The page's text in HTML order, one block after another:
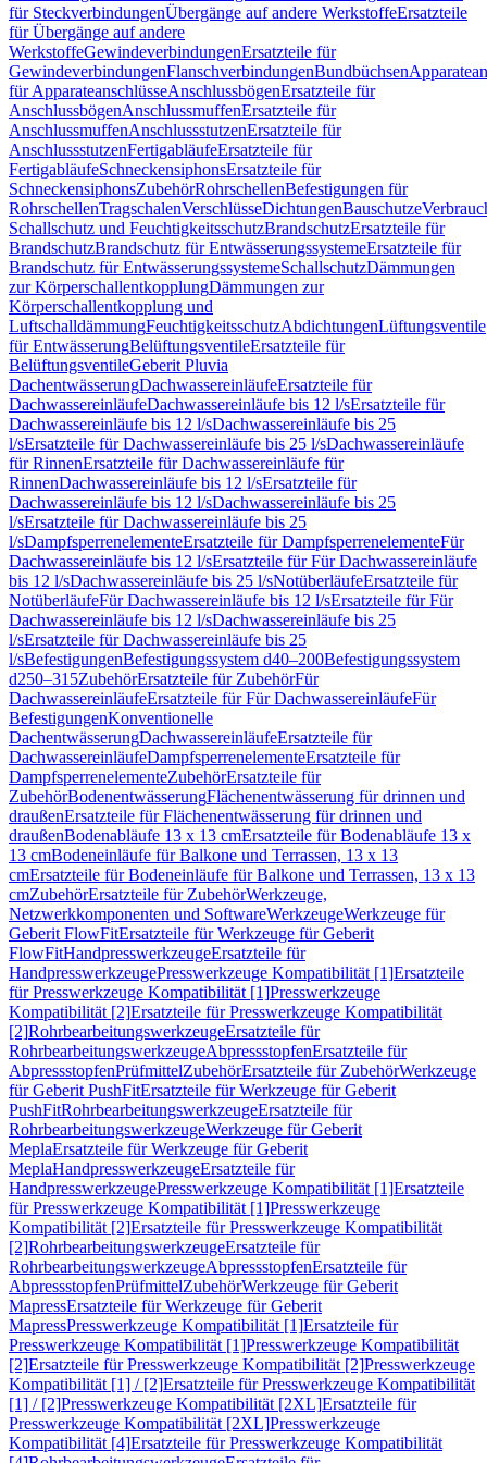
für SteckverbindungenÜbergänge auf andere WerkstoffeErsatzteile
für Übergänge auf andere
WerkstoffeGewindeverbindungenErsatzteile für
GewindeverbindungenFlanschverbindungenBundbüchsen
für ApparateanschlüsseAnschlussbögenErsatzteile für
AnschlussbögenAnschlussmuffenErsatzteile für
AnschlussmuffenAnschlussstutzenErsatzteile für
AnschlussstutzenFertigabläufeErsatzteile für
FertigabläufeSchneckensiphonsErsatzteile für
SchneckensiphonsZubehörRohrschellenBefestigungen für
RohrschellenTragschalenVerschlüsseDichtungenBauschutze
Schallschutz und FeuchtigkeitsschutzBrandschutzErsatzteile für
BrandschutzBrandschutz für EntwässerungssystemeErsatzteile für
Brandschutz für EntwässerungssystemeSchallschutzDämmungen
zur KörperschallentkopplungDämmungen zur
Körperschallentkopplung und
LuftschalldämmungFeuchtigkeitsschutzAbdichtungenLüftungsventile
für EntwässerungBelüftungsventileErsatzteile für
BelüftungsventileGeberit Pluvia
DachentwässerungDachwassereinläufeErsatzteile für
DachwassereinläufeDachwassereinläufe bis 12 l/sErsatzteile für
Dachwassereinläufe bis 12 l/sDachwassereinläufe bis 25
l/sErsatzteile für Dachwassereinläufe bis 25 l/sDachwassereinläufe
für RinnenErsatzteile für Dachwassereinläufe für
RinnenDachwassereinläufe bis 12 l/sErsatzteile für
Dachwassereinläufe bis 12 l/sDachwassereinläufe bis 25
l/sErsatzteile für Dachwassereinläufe bis 25
l/sDampfsperrenelementeErsatzteile für DampfsperrenelementeFür
Dachwassereinläufe bis 12 l/sErsatzteile für Für Dachwassereinläufe
bis 12 l/sDachwassereinläufe bis 25 l/sNotüberläufeErsatzteile für
NotüberläufeFür Dachwassereinläufe bis 12 l/sErsatzteile für Für
Dachwassereinläufe bis 12 l/sDachwassereinläufe bis 25
l/sErsatzteile für Dachwassereinläufe bis 25
l/sBefestigungenBefestigungssystem d40–200Befestigungssystem
d250–315ZubehörErsatzteile für ZubehörFür
DachwassereinläufeErsatzteile für Für DachwassereinläufeFür
BefestigungenKonventionelle
DachentwässerungDachwassereinläufeErsatzteile für
DachwassereinläufeDampfsperrenelementeErsatzteile für
DampfsperrenelementeZubehörErsatzteile für
ZubehörBodenentwässerungFlächenentwässerung für drinnen und
draußenErsatzteile für Flächenentwässerung für drinnen und
draußenBodenabläufe 13 x 13 cmErsatzteile für Bodenabläufe 13 x
13 cmBodeneinläufe für Balkone und Terrassen, 13 x 13
cmErsatzteile für Bodeneinläufe für Balkone und Terrassen, 13 x 13
cmZubehörErsatzteile für ZubehörWerkzeuge,
Netzwerkkomponenten und SoftwareWerkzeugeWerkzeuge für
Geberit FlowFitErsatzteile für Werkzeuge für Geberit
FlowFitHandpresswerkzeugeErsatzteile für
HandpresswerkzeugePresswerkzeuge Kompatibilität [1]Ersatzteile
für Presswerkzeuge Kompatibilität [1]Presswerkzeuge
Kompatibilität [2]Ersatzteile für Presswerkzeuge Kompatibilität
[2]RohrbearbeitungswerkzeugeErsatzteile für
RohrbearbeitungswerkzeugeAbpressstopfenErsatzteile für
AbpressstopfenPrüfmittelZubehörErsatzteile für ZubehörWerkzeuge
für Geberit PushFitErsatzteile für Werkzeuge für Geberit
PushFitRohrbearbeitungswerkzeugeErsatzteile für
RohrbearbeitungswerkzeugeWerkzeuge für Geberit
MeplaErsatzteile für Werkzeuge für Geberit
MeplaHandpresswerkzeugeErsatzteile für
HandpresswerkzeugePresswerkzeuge Kompatibilität [1]Ersatzteile
für Presswerkzeuge Kompatibilität [1]Presswerkzeuge
Kompatibilität [2]Ersatzteile für Presswerkzeuge Kompatibilität
[2]RohrbearbeitungswerkzeugeErsatzteile für
RohrbearbeitungswerkzeugeAbpressstopfenErsatzteile für
AbpressstopfenPrüfmittelZubehörWerkzeuge für Geberit
MapressErsatzteile für Werkzeuge für Geberit
MapressPresswerkzeuge Kompatibilität [1]Ersatzteile für
Presswerkzeuge Kompatibilität [1]Presswerkzeuge Kompatibilität
[2]Ersatzteile für Presswerkzeuge Kompatibilität [2]Presswerkzeuge
Kompatibilität [1] / [2]Ersatzteile für Presswerkzeuge Kompatibilität
[1] / [2]Presswerkzeuge Kompatibilität [2XL]Ersatzteile für
Presswerkzeuge Kompatibilität [2XL]Presswerkzeuge
Kompatibilität [4]Ersatzteile für Presswerkzeuge Kompatibilität